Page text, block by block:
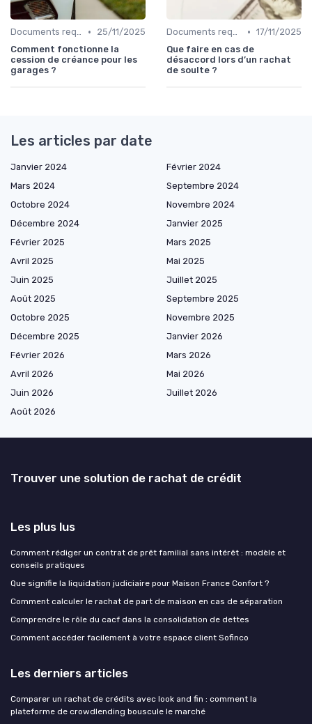
Documents requis et démarches •
25/11/2025
Comment fonctionne la
cession de créance pour les
garages ?
Documents requis et démarches • 17/11/2025
Que faire en cas de
désaccord lors d’un rachat
de soulte ?
Les articles par date
Janvier 2024
Février 2024
Mars 2024
Septembre 2024
Octobre 2024
Novembre 2024
Décembre 2024
Janvier 2025
Février 2025
Mars 2025
Avril 2025
Mai 2025
Juin 2025
Juillet 2025
Août 2025
Septembre 2025
Octobre 2025
Novembre 2025
Décembre 2025
Janvier 2026
Février 2026
Mars 2026
Avril 2026
Mai 2026
Juin 2026
Juillet 2026
Août 2026
Trouver une solution de rachat de crédit
Les plus lus
Comment rédiger un contrat de prêt familial sans intérêt : modèle et
conseils pratiques
Que signifie la liquidation judiciaire pour Maison France Confort ?
Comment calculer le rachat de part de maison en cas de séparation
Comprendre le rôle du cacf dans la consolidation de dettes
Comment accéder facilement à votre espace client Sofinco
Les derniers articles
Comparer un rachat de crédits avec look and fin : comment la
plateforme de crowdlending bouscule le marché